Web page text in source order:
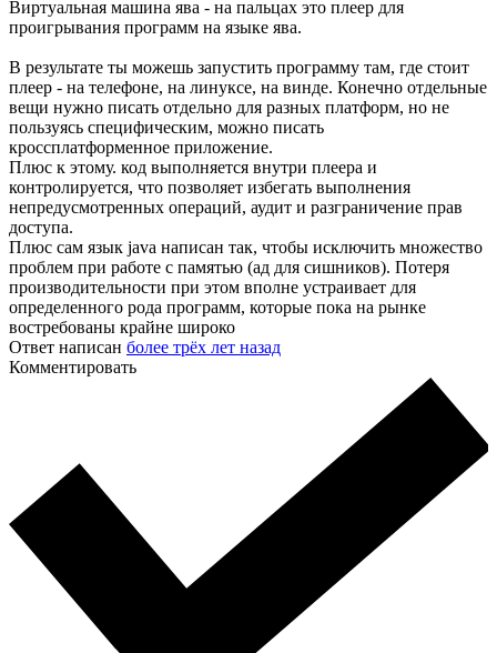
Виртуальная машина ява - на пальцах это плеер для
проигрывания программ на языке ява.
В результате ты можешь запустить программу там, где стоит
плеер - на телефоне, на линуксе, на винде. Конечно отдельные
вещи нужно писать отдельно для разных платформ, но не
пользуясь специфическим, можно писать
кроссплатформенное приложение.
Плюс к этому. код выполняется внутри плеера и
контролируется, что позволяет избегать выполнения
непредусмотренных операций, аудит и разграничение прав
доступа.
Плюс сам язык java написан так, чтобы исключить множество
проблем при работе с памятью (ад для сишников). Потеря
производительности при этом вполне устраивает для
определенного рода программ, которые пока на рынке
востребованы крайне широко
Ответ написан более трёх лет назад
Комментировать